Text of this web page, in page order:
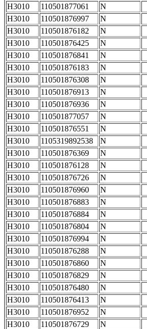
H3010
110501877061
N
H3010
110501876997
N
H3010
110501876182
N
H3010
110501876425
N
H3010
110501876841
N
H3010
110501876183
N
H3010
110501876308
N
H3010
110501876913
N
H3010
110501876936
N
H3010
110501877057
N
H3010
110501876551
N
H3010
1105319892538
N
H3010
110501876369
N
H3010
110501876128
N
H3010
110501876726
N
H3010
110501876960
N
H3010
110501876883
N
H3010
110501876884
N
H3010
110501876804
N
H3010
110501876994
N
H3010
110501876288
N
H3010
110501876860
N
H3010
110501876829
N
H3010
110501876480
N
H3010
110501876413
N
H3010
110501876952
N
H3010
110501876729
N